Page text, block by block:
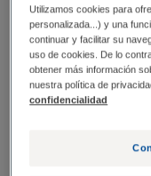
Utilizamos cookies para
personalizada...) y una
continuar y facilitar su
uso de cookies. De lo
obtener más información
nuestra política de
confidencialidad